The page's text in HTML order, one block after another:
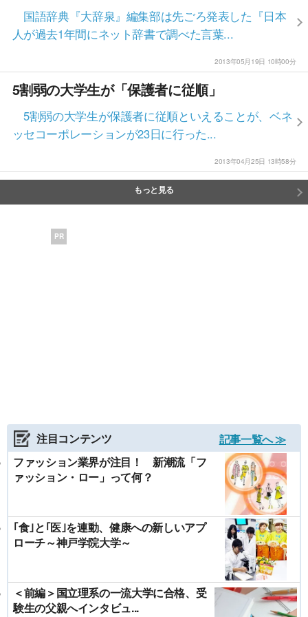
国語辞典『大辞泉』編集部は先ごろ発表した『日本
人が過去1年間にネット辞書で調べた言葉...
2013年05月19日 10時00分
5割弱の大学生が「保護者に従順」
5割弱の大学生が保護者に従順といえることが、ベネ
ッセコーポレーションが23日に行った...
2013年04月25日 13時58分
もっと見る
PR
注目コンテンツ
記事一覧へ ≫
ファッション業界が注目！ 新潮流「フ
ァッション・ロー」って何？
｢食｣と｢医｣を連動、健康への新しいアプ
ローチ～神戸学院大学～
＜前編＞国立理系の一流大学に合格、受
験生の父親へインタビュ...